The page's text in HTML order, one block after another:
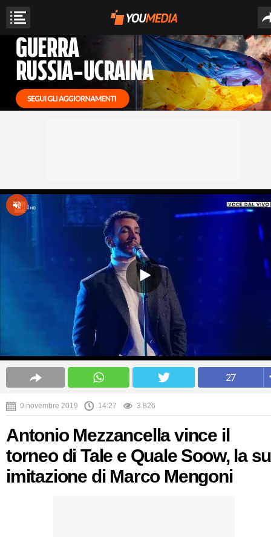
27
9 novembre 2019 14:27 3.826
Antonio Mezzancella vince il
torneo di Tale e Quale Soow, la
imitazione di Marco Mengoni